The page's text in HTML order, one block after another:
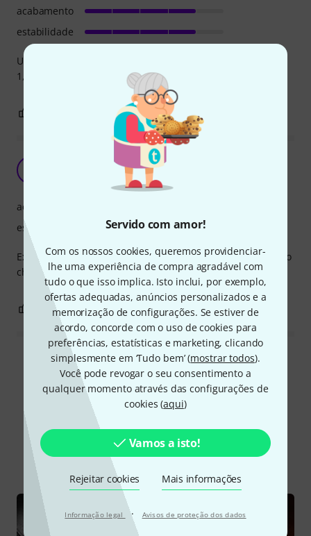
Servido com amor!
Com os nossos cookies, queremos providenciar-
lhe uma experiência de compra agradável com
tudo o que isso implica. Isto inclui, por exemplo,
ofertas adequadas, anúncios personalizados e a
memorização de configurações. Se estiver de
acordo, concorde com o uso de cookies para
preferências, estatísticas e marketing, clicando
simplesmente em ‘Tudo bem’ (mostrar todos).
Você pode revogar o seu consentimento a
qualquer momento através das configurações de
cookies (aqui)
Vamos a isto!
Rejeitar cookies Mais informações
Informação legal · Avisos de proteção dos dados
Um bom banco, um pouco alto para utilizadores abaixo do
1,70 mt
acabamento
estabilidade
REPORTAR A CRÍTICA
Muito pratico
Driver Smith 21.10.2020
Excelente para ter em casa. Não há risco da guitarra cair no
chão. Muito leve sólido e móvel
acabamento
estabilidade
0 REPORTAR A CRÍTICA
Ler todas as reviews
Sabia?
Todos Guia Online Downloads